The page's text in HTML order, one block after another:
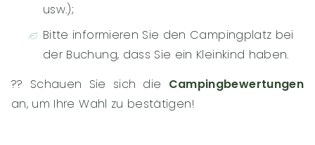
usw.);
Bitte informieren Sie den Campingplatz bei
der Buchung, dass Sie ein Kleinkind haben.
?‍? Schauen Sie sich die Campingbewertungen
an, um Ihre Wahl zu bestätigen!